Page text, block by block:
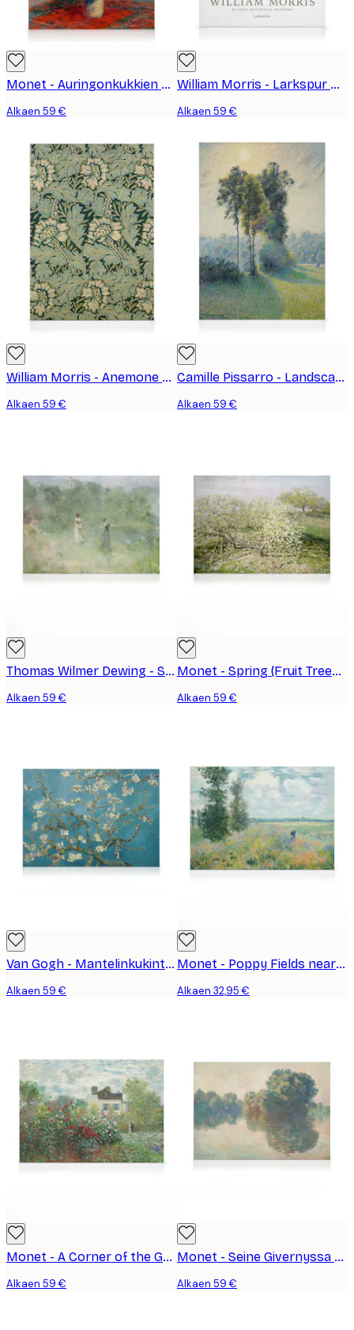
Monet - Auringonkukkien Kimput Kanvaasi
Alkaen 59 €
William Morris - Larkspur No4 Kanvaasi
Alkaen 59 €
William Morris - Anemone Kanvaasi
Alkaen 59 €
Camille Pissarro - Landscape at Saint-Charles, Near Gisors, Sunset Kanvaasi
Alkaen 59 €
Thomas Wilmer Dewing - Summer Kanvaasi
Alkaen 59 €
Monet - Spring (Fruit Trees in Bloom) Kanvaasi
Alkaen 59 €
Van Gogh - Mantelinkukinta Kanvaasi
Alkaen 59 €
Monet - Poppy Fields near Argenteuil Kanvaasi
Alkaen 32,95 €
Monet - A Corner of the Garden with Dahlias Kanvaasi
Alkaen 59 €
Monet - Seine Givernyssa Kanvaasi
Alkaen 59 €